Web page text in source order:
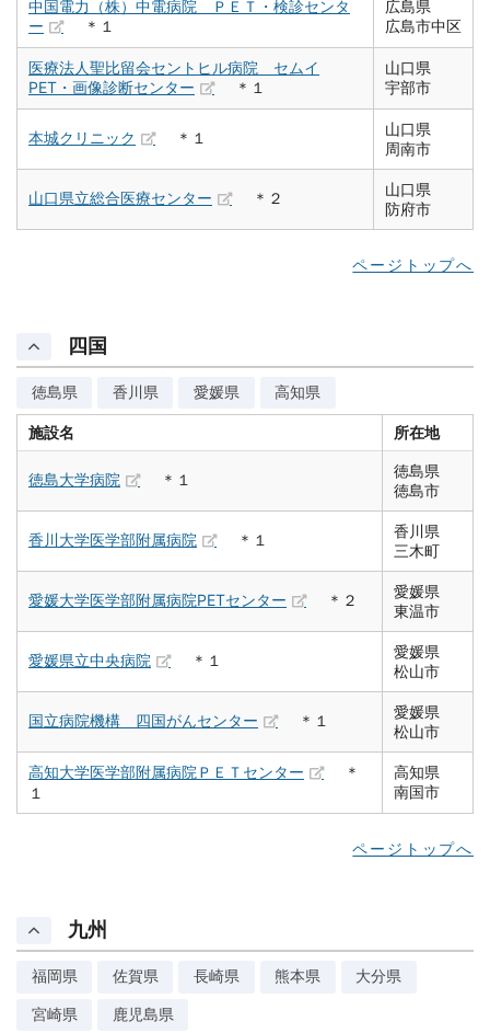
中国電力（株）中電病院 ＰＥＴ・検診センタ
ー
＊１
広島県
広島市中区
医療法人聖比留会セントヒル病院 セムイ
PET・画像診断センター
＊１
山口県
宇部市
本城クリニック ＊１
山口県
周南市
山口県立総合医療センター ＊２
山口県
防府市
ページトップへ
四国
徳島県 香川県 愛媛県 高知県
施設名 所在地
徳島大学病院 ＊１
徳島県
徳島市
香川大学医学部附属病院 ＊１
香川県
三木町
愛媛大学医学部附属病院PETセンター ＊２
愛媛県
東温市
愛媛県立中央病院 ＊１
愛媛県
松山市
国立病院機構 四国がんセンター ＊１
愛媛県
松山市
高知大学医学部附属病院ＰＥＴセンター
＊
１
高知県
南国市
ページトップへ
九州
福岡県 佐賀県 長崎県 熊本県 大分県
宮崎県 鹿児島県